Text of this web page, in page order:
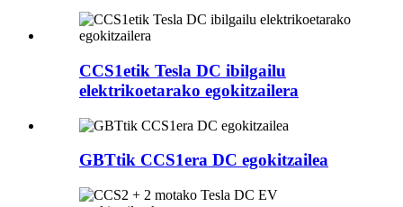
CCS1etik Tesla DC ibilgailu
elektrikoetarako egokitzailera
GBTtik CCS1era DC egokitzailea